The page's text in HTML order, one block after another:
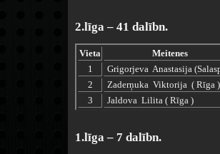
2.līga – 41 dalībn.
Vieta
Meitenes
1
Grigorjeva Anastasija
2
Zaderņuka Viktorija ( Rīga )
3
Jaldova Lilita ( Rīga )
1.līga – 7 dalībn.